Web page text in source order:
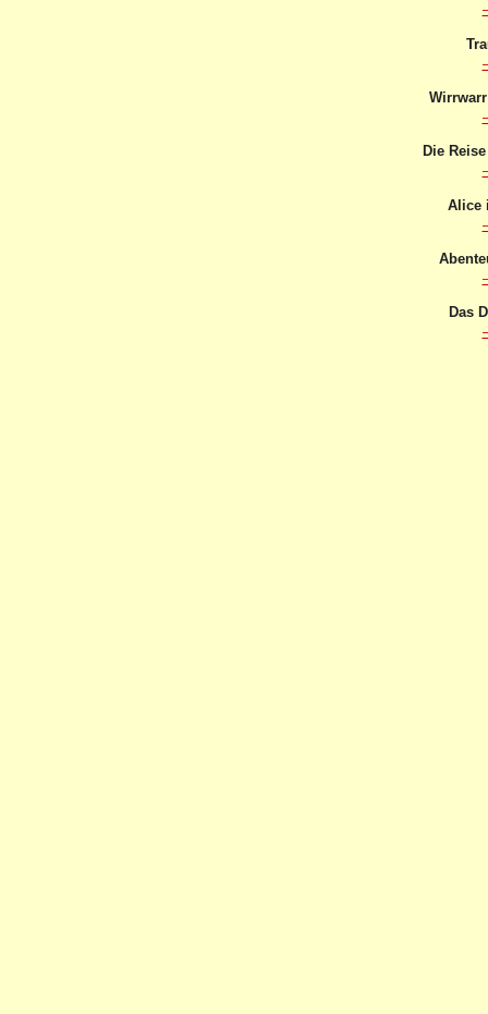
Die
Alice
Das